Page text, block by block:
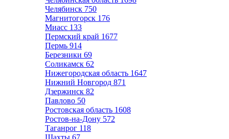
Челябинск 750
Магнитогорск 176
Миасс 133
Пермский край 1677
Пермь 914
Березники 69
Соликамск 62
Нижегородская область 1647
Нижний Новгород 871
Дзержинск 82
Павлово 50
Ростовская область 1608
Ростов-на-Дону 572
Таганрог 118
Шахты 67